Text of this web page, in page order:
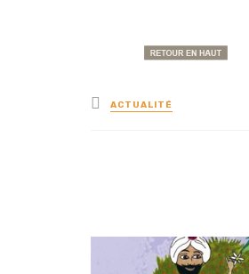
Posted
in
ACTUALITÉ